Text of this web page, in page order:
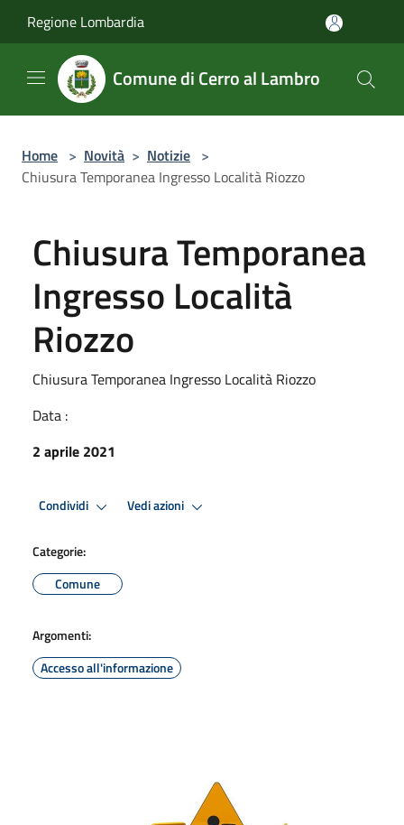
Regione Lombardia
Comune di Cerro al Lambro
Home > Novità > Notizie >
Chiusura Temporanea Ingresso Località Riozzo
Chiusura Temporanea
Ingresso Località
Riozzo
Chiusura Temporanea Ingresso Località Riozzo
Data :
2 aprile 2021
Condividi Vedi azioni
Categorie:
Comune
Argomenti:
Accesso all'informazione